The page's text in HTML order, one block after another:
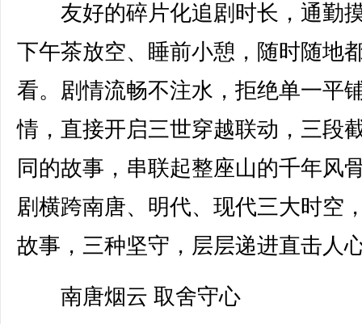
友好的碎片化追剧时长，通勤
下午茶放空、睡前小憩，随时随地
看。剧情流畅不注水，拒绝单一平
情，直接开启三世穿越联动，三段
同的故事，串联起整座山的千年风
剧横跨南唐、明代、现代三大时空
故事，三种坚守，层层递进直击人
南唐烟云 取舍守心